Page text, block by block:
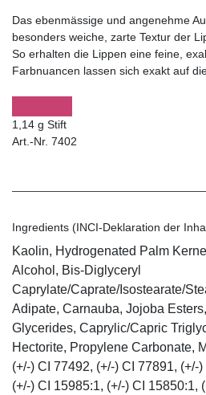
Das ebenmässige und angenehme
besonders weiche, zarte Textur der
So erhalten die Lippen eine feine,
Farbnuancen lassen sich exakt auf
1,14 g Stift
Art.-Nr. 7402
Ingredients (INCI-Deklaration der
Kaolin, Hydrogenated Palm
Alcohol, Bis-Diglyceryl
Caprylate/Caprate/Isostearate/
Adipate, Carnauba, Jojoba
Glycerides, Caprylic/Capric
Hectorite, Propylene Carbonate,
(+/-) CI 77492, (+/-) CI 77891, (+/-
(+/-) CI 15985:1, (+/-) CI 15850:1,